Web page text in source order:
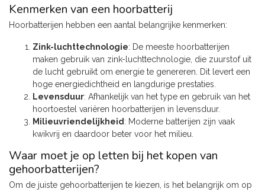
Kenmerken van een hoorbatterij
Hoorbatterijen hebben een aantal belangrijke kenmerken:
Zink-luchttechnologie: De meeste hoorbatterijen
maken gebruik van zink-luchttechnologie, die zuurstof uit
de lucht gebruikt om energie te genereren. Dit levert een
hoge energiedichtheid en langdurige prestaties.
Levensduur: Afhankelijk van het type en gebruik van het
hoortoestel variëren hoorbatterijen in levensduur.
Milieuvriendelijkheid: Moderne batterijen zijn vaak
kwikvrij en daardoor beter voor het milieu.
Waar moet je op letten bij het kopen van
gehoorbatterijen?
Om de juiste gehoorbatterijen te kiezen, is het belangrijk om op